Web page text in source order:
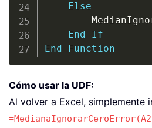
Else
End
If
End
Function
Cómo usar la UDF:
Al volver a Excel, simplemente